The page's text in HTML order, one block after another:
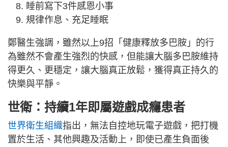
睡前寫下3件感恩小事
規律作息、充足睡眠
鄭醫生強調，雖然以上9招「健康釋放多巴胺」的行
為雖然不會產生強烈的快感，但能讓大腦多巴胺維持
得更久、更穩定，讓大腦真正放鬆，獲得真正持久的
快樂與平靜。
世衛：持續1年即屬遊戲成癮患者
世界衛生組織指出，無法自控地玩電子遊戲，把打機
置於生活、其他興趣及活動上，即使已產生負面後